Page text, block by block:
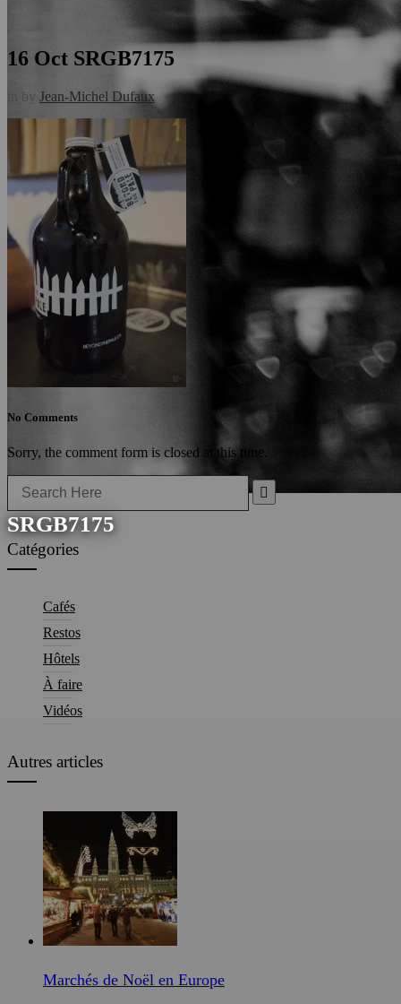
SRGB7175
16 Oct SRGB7175
by Jean-Michel Dufaux
No Comments
Sorry, the comment form is closed at this time.
for:
Catégories
Cafés
Restos
Hôtels
À faire
Vidéos
Autres articles
Marchés de Noël en Europe